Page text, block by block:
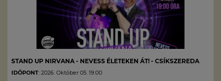
STAND UP NIRVANA - NEVESS ÉLETEKEN ÁT! - CSÍKSZEREDA
IDŐPONT: 2026. Október 05. 19:00